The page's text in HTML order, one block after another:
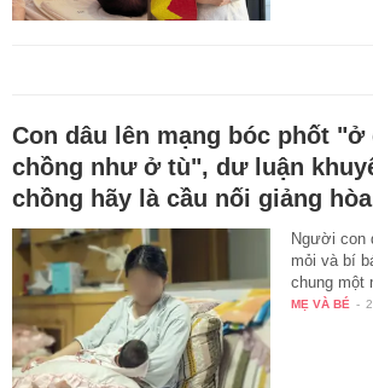
Con dâu lên mạng bóc phốt
chồng như ở tù", dư luận
chồng hãy là cầu nối giảng hòa
Người con
mỏi và bí
chung một
MẸ VÀ BÉ -